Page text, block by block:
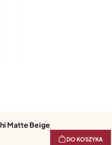
Matte Beige
DO KOSZYKA